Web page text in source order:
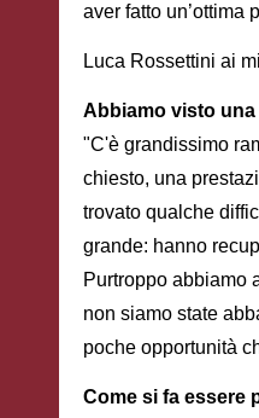
aver fatto un’ottima
Luca Rossettini ai
Abbiamo visto
"C'è grandissimo
chiesto, una
trovato qualche
grande: hanno
Purtroppo abbiamo
non siamo state
poche opportunità
Come si fa essere